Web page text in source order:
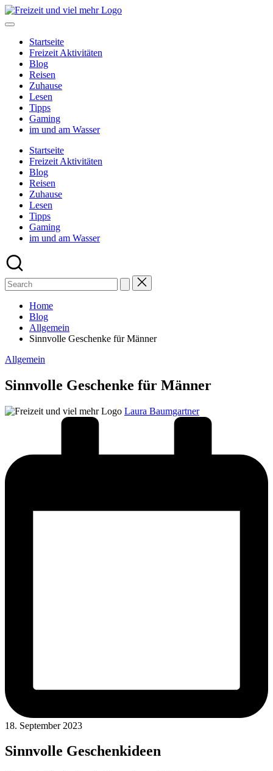
Skip
to
Startseite
Freizeit Aktivitäten
Blog
Reisen
Zuhause
Lesen
Tipps
Gaming
im und am Wasser
Startseite
Freizeit Aktivitäten
Blog
Reisen
Zuhause
Lesen
Tipps
Gaming
im und am Wasser
Home
Blog
Allgemein
Sinnvolle Geschenke für Männer
Posted
Allgemein
Sinnvolle Geschenke für Männer
Posted
Laura Baumgartner
18. September 2023
Sinnvolle Geschenkideen